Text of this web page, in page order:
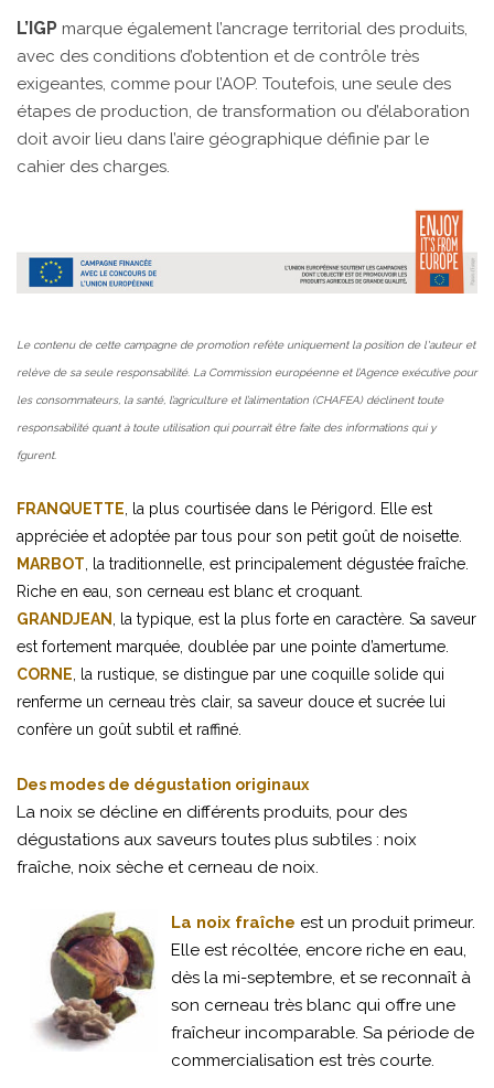
L’IGP marque également l’ancrage territorial des produits,
avec des conditions d’obtention et de contrôle très
exigeantes, comme pour l’AOP. Toutefois, une seule des
étapes de production, de transformation ou d’élaboration
doit avoir lieu dans l’aire géographique définie par le
cahier des charges.
Le contenu de cette campagne de promotion refète uniquement la position de l'auteur et
relève de sa seule responsabilité. La Commission européenne et l’Agence exécutive pour
les consommateurs, la santé, l’agriculture et l’alimentation (CHAFEA) déclinent toute
responsabilité quant à toute utilisation qui pourrait être faite des informations qui y
fgurent.
FRANQUETTE , la plus courtisée dans le Périgord. Elle est
appréciée et adoptée par tous pour son petit goût de noisette.
MARBOT , la traditionnelle, est principalement dégustée fraîche.
Riche en eau, son cerneau est blanc et croquant.
GRANDJEAN
, la typique, est la plus forte en caractère. Sa saveur
est fortement marquée, doublée par une pointe d’amertume.
CORNE , la rustique, se distingue par une coquille solide qui
renferme un cerneau très clair, sa saveur douce et sucrée lui
confère un goût subtil et raffiné.
Des modes de dégustation originaux
La noix se décline en différents produits, pour des
dégustations aux saveurs toutes plus subtiles : noix
fraîche, noix sèche et cerneau de noix.
La noix fraîche est un produit primeur.
Elle est récoltée, encore riche en eau,
dès la mi-septembre, et se reconnaît à
son cerneau très blanc qui offre une
fraîcheur incomparable. Sa période de
commercialisation est très courte.